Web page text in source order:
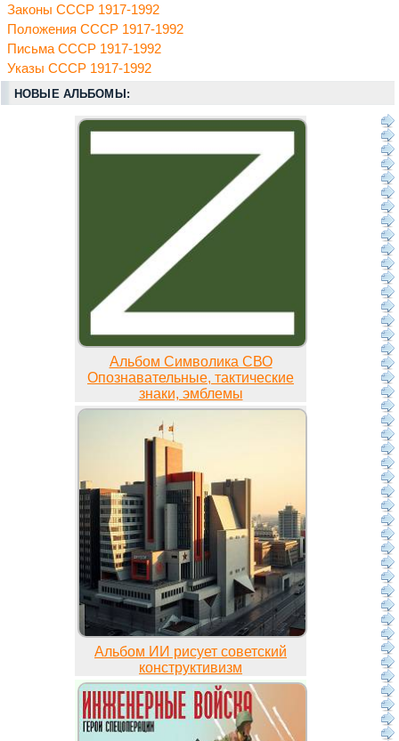
Законы СССР 1917-1992
Положения СССР 1917-1992
Письма СССР 1917-1992
Указы СССР 1917-1992
НОВЫЕ АЛЬБОМЫ:
Альбом Символика СВО
Опознавательные, тактические
знаки, эмблемы
Альбом ИИ рисует советский
конструктивизм